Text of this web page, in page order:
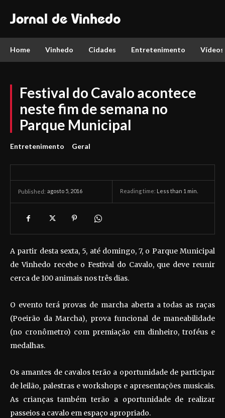
Jornal de Vinhedo
Home Vinhedo Cidades Entretenimento Vídeos
Festival do Cavalo acontece
neste fim de semana no
Parque Municipal
Entretenimento Geral
Published: agosto 5, 2016 Reading time: Less than 1 min.
A partir desta sexta, 5, até domingo, 7, o Parque Municipal
de Vinhedo recebe o Festival do Cavalo, que deve reunir
cerca de 100 animais nos três dias.
O evento terá provas de marcha aberta a todas as raças
(Poeirão da Marcha), prova funcional de maneabilidade
(no cronômetro) com premiação em dinheiro, troféus e
medalhas.
Os amantes de cavalos terão a oportunidade de participar
de leilão, palestras e workshops e apresentações musicais.
As crianças também terão a oportunidade de realizar
passeios a cavalo em espaço apropriado.